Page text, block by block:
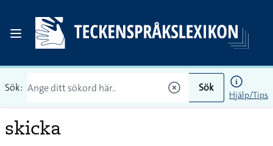
Sök: Sök
Hjälp/Tips
skicka